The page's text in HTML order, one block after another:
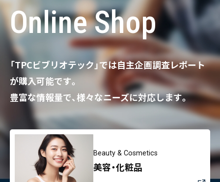
Online Shop
「TPCビブリオテック」では自主企画調査レポート
が購入可能です。
豊富な情報量で、様々なニーズに対応します。
Beauty & Cosmetics
美容・化粧品